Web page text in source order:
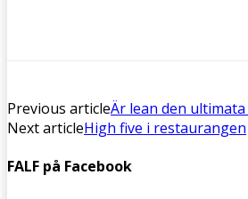
Previous articleÄr lean den
Next articleHigh five i restaurangen
FALF på Facebook